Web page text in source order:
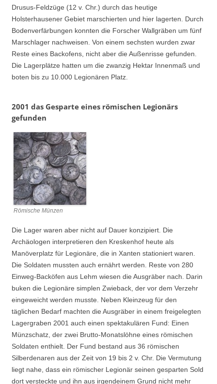
Drusus-Feldzüge (12 v. Chr.) durch das heutige
Holsterhausener Gebiet marschierten und hier lagerten. Durch
Bodenverfärbungen konnten die Forscher Wallgräben um fünf
Marschlager nachweisen. Von einem sechsten wurden zwar
Reste eines Backofens, nicht aber die Außenrisse gefunden.
Die Lagerplätze hatten um die zwanzig Hektar Innenmaß und
boten bis zu 10.000 Legionären Platz.
2001 das Gesparte eines römischen Legionärs
gefunden
Römische Münzen
Die Lager waren aber nicht auf Dauer konzipiert. Die
Archäologen interpretieren den Kreskenhof heute als
Manöverplatz für Legionäre, die in Xanten stationiert waren.
Die Soldaten mussten auch ernährt werden. Reste von 280
Einweg-Backöfen aus Lehm wiesen die Ausgräber nach. Darin
buken die Legionäre simplen Zwieback, der vor dem Verzehr
eingeweicht werden musste. Neben Kleinzeug für den
täglichen Bedarf machten die Ausgräber in einem freigelegten
Lagergraben 2001 auch einen spektakulären Fund: Einen
Münzschatz, der zwei Brutto-Monatslöhne eines römischen
Soldaten enthielt. Der Fund bestand aus 36 römischen
Silberdenaren aus der Zeit von 19 bis 2 v. Chr. Die Vermutung
liegt nahe, dass ein römischer Legionär seinen gesparten Sold
dort versteckte und ihn aus irgendeinem Grund nicht mehr